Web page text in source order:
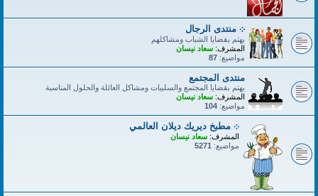
܀ منتدى الرجال
يهتم بقضايا الشباب ومشاكلهم
المشرف: سعاد نيسان
مواضيع: 87
منتدى المجتمع
يهتم بقضايا المجتمع والسلبيات ومشاكل العائلة والحلول المناسبة
المشرف: سعاد نيسان
مواضيع: 104
܀ مطبخ ديريك ديلان العالمي
المشرف: سعاد نيسان
مواضيع: 5271